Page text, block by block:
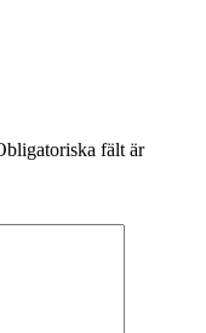
fält är